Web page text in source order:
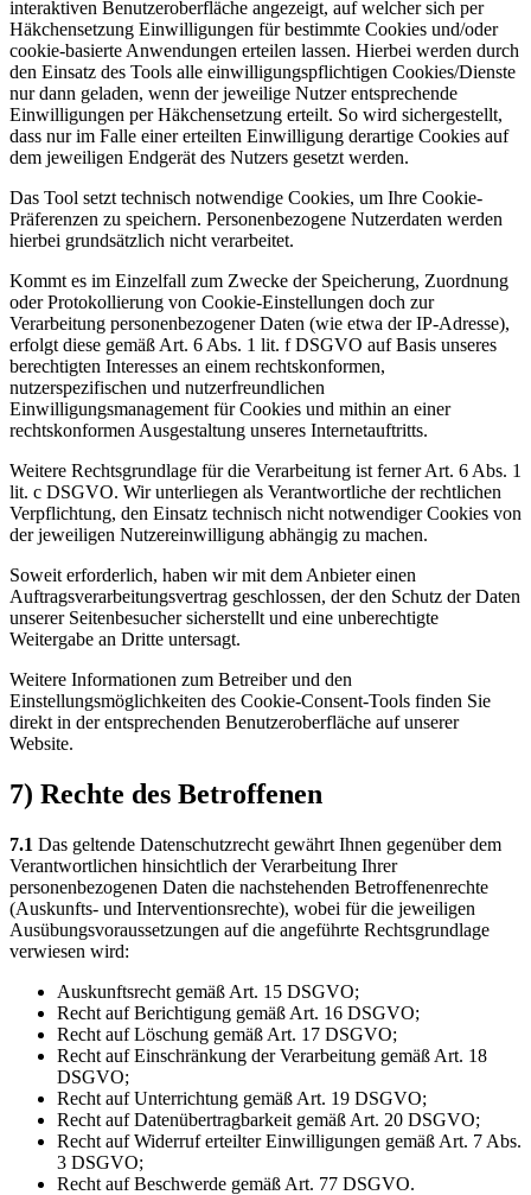
interaktiven Benutzeroberfläche angezeigt, auf welcher sich per
Häkchensetzung Einwilligungen für bestimmte Cookies und/oder
cookie-basierte Anwendungen erteilen lassen. Hierbei werden durch
den Einsatz des Tools alle einwilligungspflichtigen Cookies/Dienste
nur dann geladen, wenn der jeweilige Nutzer entsprechende
Einwilligungen per Häkchensetzung erteilt. So wird sichergestellt,
dass nur im Falle einer erteilten Einwilligung derartige Cookies auf
dem jeweiligen Endgerät des Nutzers gesetzt werden.
Das Tool setzt technisch notwendige Cookies, um Ihre Cookie-
Präferenzen zu speichern. Personenbezogene Nutzerdaten werden
hierbei grundsätzlich nicht verarbeitet.
Kommt es im Einzelfall zum Zwecke der Speicherung, Zuordnung
oder Protokollierung von Cookie-Einstellungen doch zur
Verarbeitung personenbezogener Daten (wie etwa der IP-Adresse),
erfolgt diese gemäß Art. 6 Abs. 1 lit. f DSGVO auf Basis unseres
berechtigten Interesses an einem rechtskonformen,
nutzerspezifischen und nutzerfreundlichen
Einwilligungsmanagement für Cookies und mithin an einer
rechtskonformen Ausgestaltung unseres Internetauftritts.
Weitere Rechtsgrundlage für die Verarbeitung ist ferner Art. 6 Abs. 1
lit. c DSGVO. Wir unterliegen als Verantwortliche der rechtlichen
Verpflichtung, den Einsatz technisch nicht notwendiger Cookies von
der jeweiligen Nutzereinwilligung abhängig zu machen.
Soweit erforderlich, haben wir mit dem Anbieter einen
Auftragsverarbeitungsvertrag geschlossen, der den Schutz der Daten
unserer Seitenbesucher sicherstellt und eine unberechtigte
Weitergabe an Dritte untersagt.
Weitere Informationen zum Betreiber und den
Einstellungsmöglichkeiten des Cookie-Consent-Tools finden Sie
direkt in der entsprechenden Benutzeroberfläche auf unserer
Website.
7) Rechte des Betroffenen
7.1 Das geltende Datenschutzrecht gewährt Ihnen gegenüber dem
Verantwortlichen hinsichtlich der Verarbeitung Ihrer
personenbezogenen Daten die nachstehenden Betroffenenrechte
(Auskunfts- und Interventionsrechte), wobei für die jeweiligen
Ausübungsvoraussetzungen auf die angeführte Rechtsgrundlage
verwiesen wird:
Auskunftsrecht gemäß Art. 15 DSGVO;
Recht auf Berichtigung gemäß Art. 16 DSGVO;
Recht auf Löschung gemäß Art. 17 DSGVO;
Recht auf Einschränkung der Verarbeitung gemäß Art. 18
DSGVO;
Recht auf Unterrichtung gemäß Art. 19 DSGVO;
Recht auf Datenübertragbarkeit gemäß Art. 20 DSGVO;
Recht auf Widerruf erteilter Einwilligungen gemäß Art. 7 Abs.
3 DSGVO;
Recht auf Beschwerde gemäß Art. 77 DSGVO.